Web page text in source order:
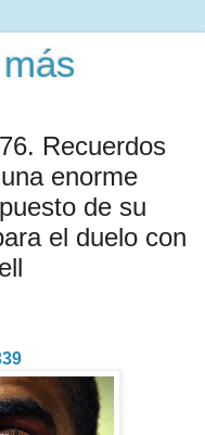
Recuerdos
enorme
de su
el duelo con